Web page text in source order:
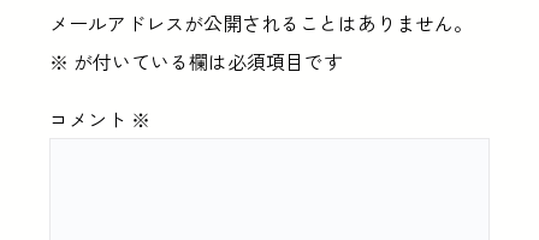
メールアドレスが公開されることはありません。
※ が付いている欄は必須項目です
コメント ※